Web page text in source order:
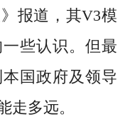
报道，其V3模
些认识。但最
国政府及领导
走多远。